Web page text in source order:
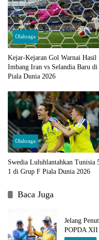
Olahraga
Kejar-Kejaran Gol Warnai Hasil
Imbang Iran vs Selandia Baru di
Piala Dunia 2026
Olahraga
Swedia Luluhlantahkan Tunisia
1 di Grup F Piala Dunia 2026
Baca Juga
Jelang
POPDA XII